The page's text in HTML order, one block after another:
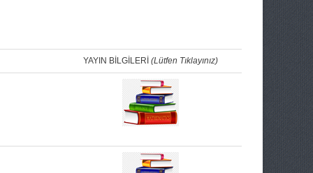
YAYIN BİLGİLERİ (Lütfen Tıklayınız)